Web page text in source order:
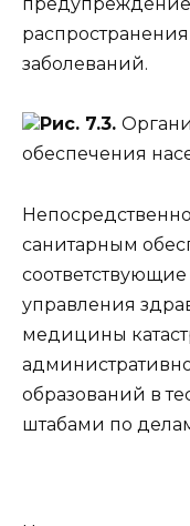
заболеваний.
Рис. 7.3.
обеспечения
санитарным
управления
медицины
образований в
штабами по